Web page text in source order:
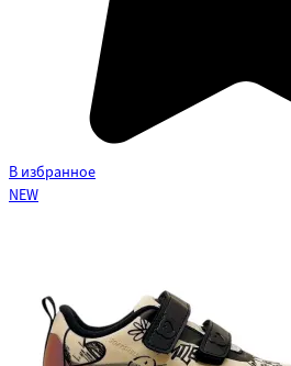
В избранное
NEW